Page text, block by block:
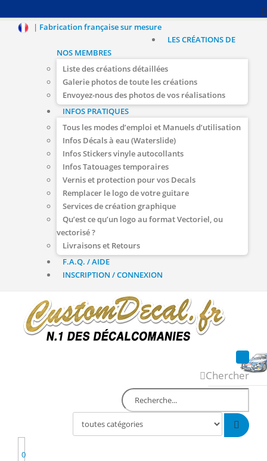
| Fabrication française sur mesure
LES CRÉATIONS DE
NOS MEMBRES
Liste des créations détaillées
Galerie photos de toute les créations
Envoyez-nous des photos de vos réalisations
INFOS PRATIQUES
Tous les modes d’emploi et Manuels d’utilisation
Infos Décals à eau (Waterslide)
Infos Stickers vinyle autocollants
Infos Tatouages temporaires
Vernis et protection pour vos Decals
Remplacer le logo de votre guitare
Services de création graphique
Qu’est ce qu’un logo au format Vectoriel, ou
vectorisé ?
Livraisons et Retours
F.A.Q. / AIDE
INSCRIPTION / CONNEXION
Chercher
0